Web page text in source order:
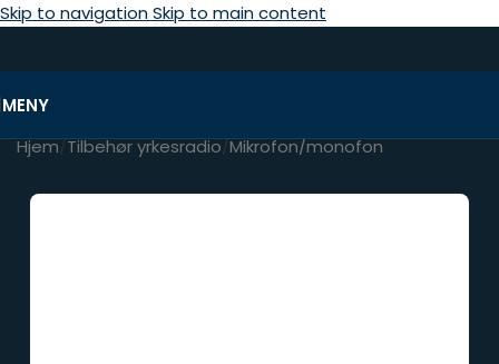
Skip to navigationSkip to main content
MENY
Hjem/Tilbehør yrkesradio/Mikrofon/monofon